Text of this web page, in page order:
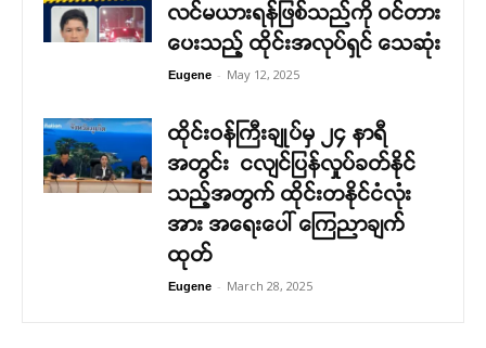
လင်မယားရန်ဖြစ်သည်ကို ဝင်တား
ပေးသည့် ထိုင်းအလုပ်ရှင် သေဆုံး
Eugene - May 12, 2025
ထိုင်းဝန်ကြီးချုပ်မှ ၂၄ နာရီ
အတွင်း ငလျင်ပြန်လှုပ်ခတ်နိုင်
သည့်အတွက် ထိုင်းတနိုင်ငံလုံး
အား အရေးပေါ် ကြေညာချက်
ထုတ်
Eugene - March 28, 2025